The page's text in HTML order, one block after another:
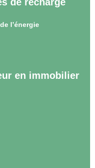
l’énergie
en immobilier